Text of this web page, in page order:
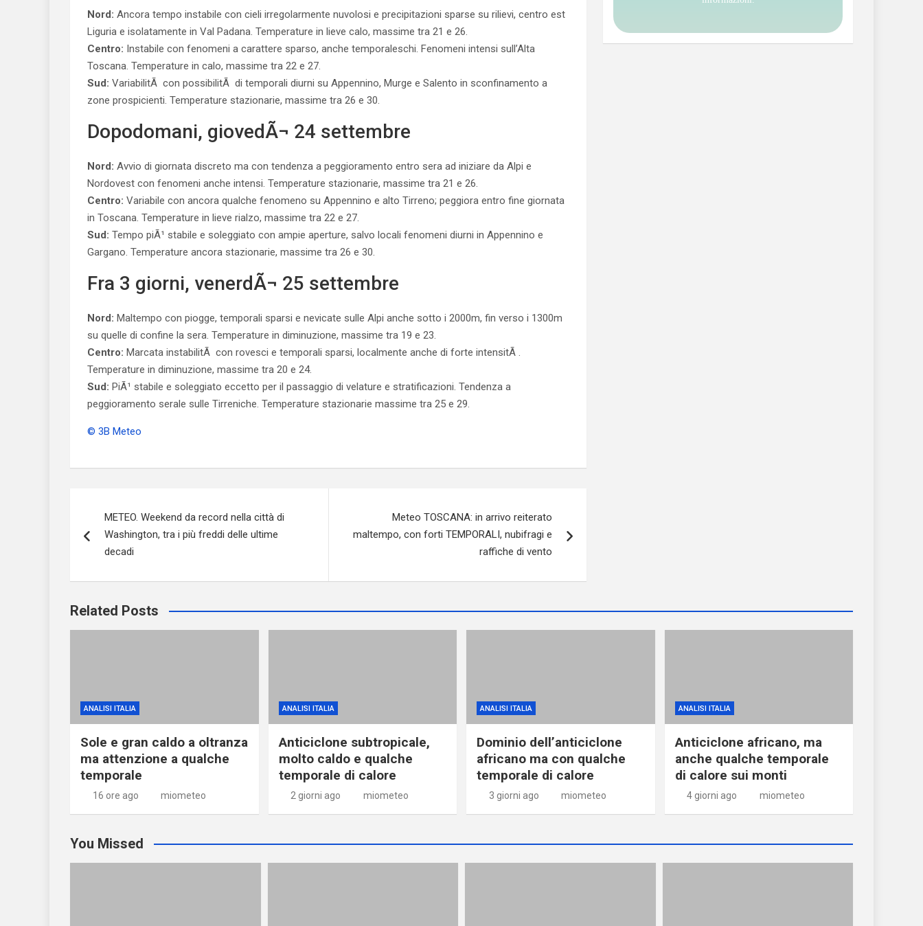
Nord: Ancora tempo instabile con cieli irregolarmente nuvolosi e precipitazioni sparse su rilievi, centro est
Liguria e isolatamente in Val Padana. Temperature in lieve calo, massime tra 21 e 26.
Centro: Instabile con fenomeni a carattere sparso, anche temporaleschi. Fenomeni intensi sull’Alta
Toscana. Temperature in calo, massime tra 22 e 27.
Sud: VariabilitÃ con possibilitÃ di temporali diurni su Appennino, Murge e Salento in sconfinamento a
zone prospicienti. Temperature stazionarie, massime tra 26 e 30.
Dopodomani, giovedÃ¬ 24 settembre
Nord: Avvio di giornata discreto ma con tendenza a peggioramento entro sera ad iniziare da Alpi e
Nordovest con fenomeni anche intensi. Temperature stazionarie, massime tra 21 e 26.
Centro: Variabile con ancora qualche fenomeno su Appennino e alto Tirreno; peggiora entro fine giornata
in Toscana. Temperature in lieve rialzo, massime tra 22 e 27.
Sud: Tempo piÃ¹ stabile e soleggiato con ampie aperture, salvo locali fenomeni diurni in Appennino e
Gargano. Temperature ancora stazionarie, massime tra 26 e 30.
Fra 3 giorni, venerdÃ¬ 25 settembre
Nord: Maltempo con piogge, temporali sparsi e nevicate sulle Alpi anche sotto i 2000m, fin verso i 1300m
su quelle di confine la sera. Temperature in diminuzione, massime tra 19 e 23.
Centro: Marcata instabilitÃ con rovesci e temporali sparsi, localmente anche di forte intensitÃ .
Temperature in diminuzione, massime tra 20 e 24.
Sud: PiÃ¹ stabile e soleggiato eccetto per il passaggio di velature e stratificazioni. Tendenza a
peggioramento serale sulle Tirreniche. Temperature stazionarie massime tra 25 e 29.
© 3B Meteo
articoli
METEO. Weekend da record nella città di
Washington, tra i più freddi delle ultime
decadi
Meteo TOSCANA: in arrivo reiterato
maltempo, con forti TEMPORALI, nubifragi e
raffiche di vento
Related Posts
ANALISI ITALIA
Sole e gran caldo a oltranza
ma attenzione a qualche
temporale
16 ore ago miometeo
ANALISI ITALIA
Anticiclone subtropicale,
molto caldo e qualche
temporale di calore
2 giorni ago miometeo
ANALISI ITALIA
Dominio dell’anticiclone
africano ma con qualche
temporale di calore
3 giorni ago miometeo
ANALISI ITALIA
Anticiclone africano, ma
anche qualche temporale
di calore sui monti
4 giorni ago miometeo
You Missed